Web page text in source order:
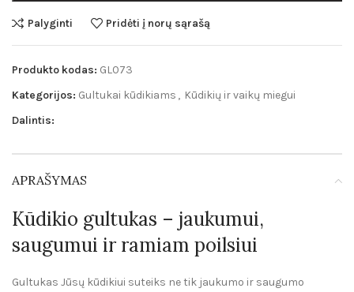
Palyginti Pridėti į norų sąrašą
Produkto kodas: GL073
Kategorijos: Gultukai kūdikiams , Kūdikių ir vaikų miegui
Dalintis:
APRAŠYMAS
Kūdikio gultukas – jaukumui,
saugumui ir ramiam poilsiui
Gultukas Jūsų kūdikiui suteiks ne tik jaukumo ir saugumo